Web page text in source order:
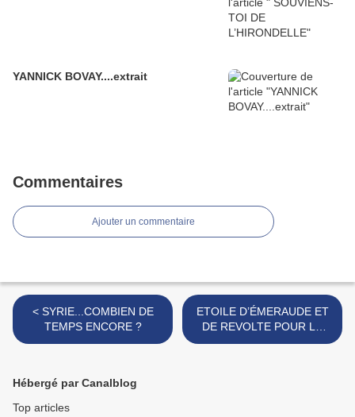
YANNICK BOVAY....extrait
Commentaires
Ajouter un commentaire
< SYRIE...COMBIEN DE
TEMPS ENCORE ?
ETOILE D’ÉMERAUDE ET
DE REVOLTE POUR LE
CAMARADE >
Hébergé par Canalblog
Top articles